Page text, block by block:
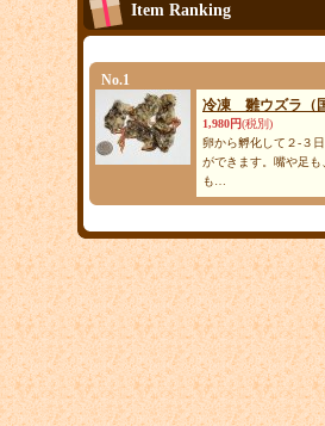
Item Ranking
No.1
冷凍 雛ウズラ（
1,980円(税別)
卵から孵化して２-３
ができます。嘴や足
も…